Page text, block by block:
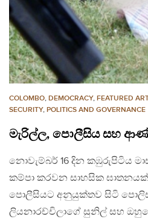
COLOMBO, DEMOCRACY, FEATURED
SECURITY, POLITICS AND GOVERNANCE
මැරිල්ල, පොලීසිය සහ
නොවැම්බර් 16 දින කඹුරුපිටිය
කම්පා කරවන සාහසික
පොලීසියට අනුයුක්තව සිටි
ලියනාරච්චිලාගේ සුනිල් සහ